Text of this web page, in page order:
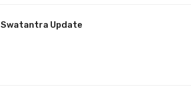
Swatantra Update